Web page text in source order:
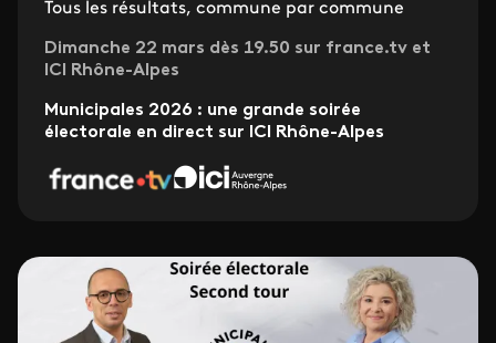
Tous les résultats, commune par commune
Dimanche 22 mars dès 19.50 sur france.tv et
ICI Rhône-Alpes
Municipales 2026 : une grande soirée
électorale en direct sur ICI Rhône-Alpes